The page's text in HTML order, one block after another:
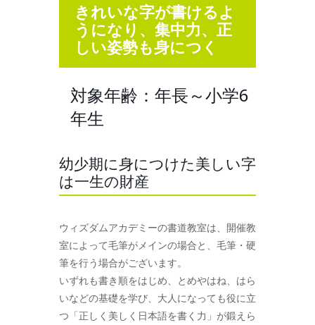
きれいな字が書けるよ
うになり、集中力、正
しい姿勢も身につく
対象年齢：年長～小学6
年生
幼少期に身につけた美しい字
は一生の財産
ウィズダムアカデミーの書道教室は、開催教
室によって毛筆がメインの場合と、毛筆・硬
筆を行う場合がございます。
いずれも書き順をはじめ、とめやはね、はら
いなどの基礎を学び、大人になっても役に立
つ「正しく美しく日本語を書く力」が鍛えら